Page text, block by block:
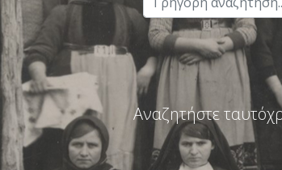
Αναζητήστε